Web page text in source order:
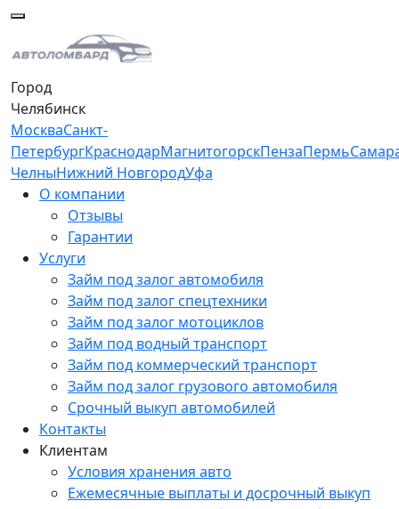
Город
Челябинск
МоскваСанкт-
ПетербургКраснодарМагнитогорскПензаПермь
ЧелныНижний НовгородУфа
О компании
Отзывы
Гарантии
Услуги
Займ под залог автомобиля
Займ под залог спецтехники
Займ под залог мотоциклов
Займ под водный транспорт
Займ под коммерческий транспорт
Займ под залог грузового автомобиля
Срочный выкуп автомобилей
Контакты
Клиентам
Условия хранения авто
Ежемесячные выплаты и досрочный выкуп